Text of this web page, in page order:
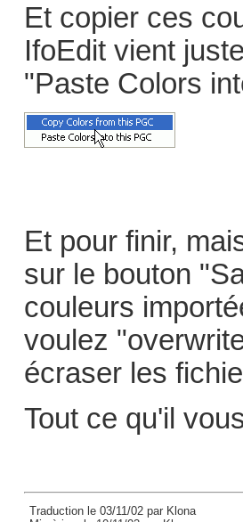
Et copier ces
IfoEdit vient
"Paste Colors
Et pour finir,
sur le bouton
couleurs
voulez
écraser les
Tout ce qu'il
Traduction le 03/11/02 par Klona